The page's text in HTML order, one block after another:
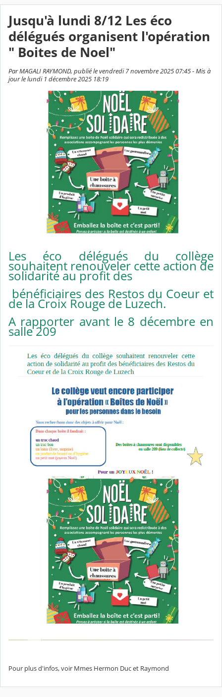
Jusqu'à lundi 8/12 Les éco
délégués organisent l'opération
" Boites de Noel"
Par MAGALI RAYMOND, publié le vendredi 7 novembre 2025 07:45 - Mis à
jour le lundi 1 décembre 2025 18:19
Les éco délégués du collège
souhaitent renouveler cette action de
solidarité au profit des
bénéficiaires des Restos du Coeur et
de la Croix Rouge de Luzech.
A rapporter avant le 8 décembre en
salle 209
Pour plus d'infos, voir Mmes Hermon Duc et Raymond